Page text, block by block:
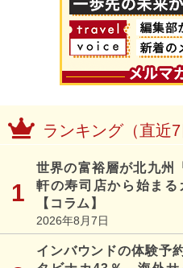
ランキング（直近7
世界の富裕層が北九州
軒の寿司店から始ま
【コラム】
2026年8月7日
インバウンドの体験予